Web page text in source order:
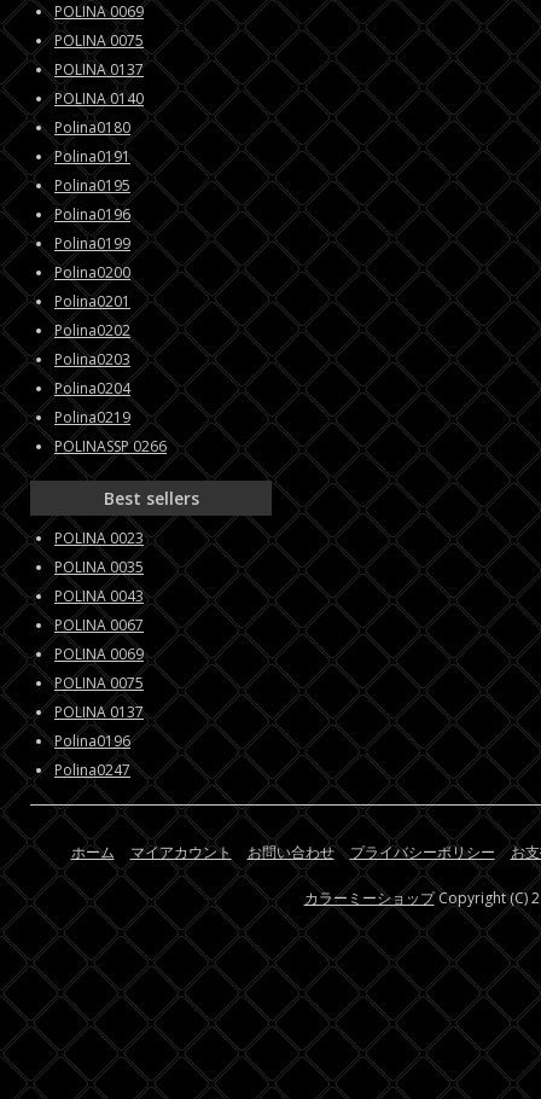
POLINA 0069
POLINA 0075
POLINA 0137
POLINA 0140
Polina0180
Polina0191
Polina0195
Polina0196
Polina0199
Polina0200
Polina0201
Polina0202
Polina0203
Polina0204
Polina0219
POLINASSP 0266
Best sellers
POLINA 0023
POLINA 0035
POLINA 0043
POLINA 0067
POLINA 0069
POLINA 0075
POLINA 0137
Polina0196
Polina0247
ホーム マイアカウント お問い合わせ プライバシーポリシー お
カラーミーショップCopyright (C)